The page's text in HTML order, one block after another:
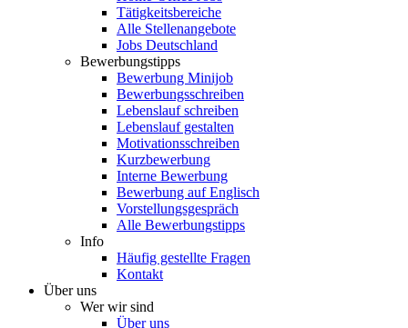
Tätigkeitsbereiche
Alle Stellenangebote
Jobs Deutschland
Bewerbungstipps
Bewerbung Minijob
Bewerbungsschreiben
Lebenslauf schreiben
Lebenslauf gestalten
Motivationsschreiben
Kurzbewerbung
Interne Bewerbung
Bewerbung auf Englisch
Vorstellungsgespräch
Alle Bewerbungstipps
Info
Häufig gestellte Fragen
Kontakt
Über uns
Wer wir sind
Über uns